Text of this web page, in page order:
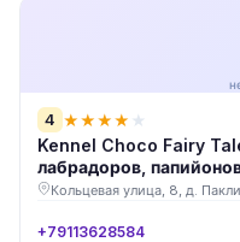
4 ★★★★ ★
Kennel Choco Fairy
лабрадоров,
Кольцевая улица, 8, д.
+79113628584